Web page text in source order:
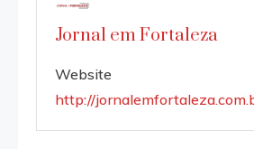
Jornal em Fortaleza
Website
http://